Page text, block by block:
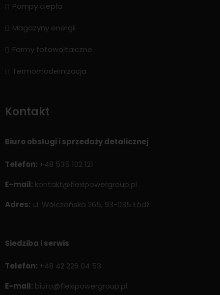
Pompy ciepła
Magazyny energii
Farmy fotowoltaiczne
Termomodernizacja
Kontakt
Biuro obsługi i sprzedaży detalicznej
Telefon: +48 535 102 121
E-mail: kontakt@flexipowergroup.pl
Adres: ul. Wólczańska 265, 93-035 Łódź
Siedziba i serwis
Telefon: +48 42 226 04 53
E-mail: biuro@flexipowergroup.pl